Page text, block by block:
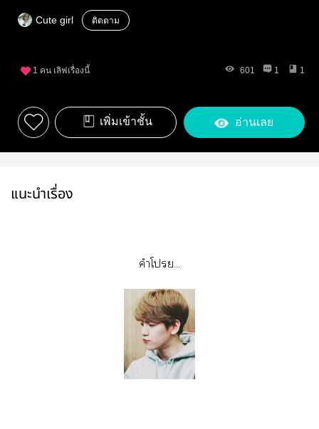
Cute girl ติดตาม
1 คน เลิฟเรื่องนี้ 601 1 1
เพิ่มเข้าชั้น อ่านเลย
แนะนำเรื่อง
คำโ...